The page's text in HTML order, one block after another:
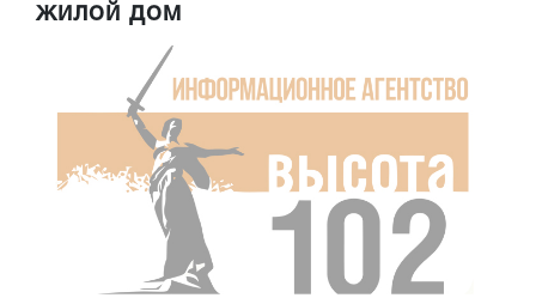
жилой дом